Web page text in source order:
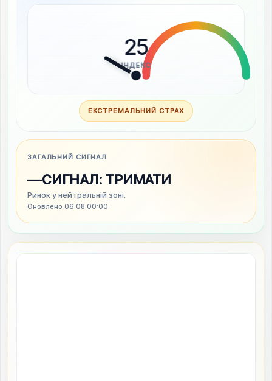
25
ІНДЕКС
ЕКСТРЕМАЛЬНИЙ СТРАХ
ЗАГАЛЬНИЙ СИГНАЛ
—СИГНАЛ: ТРИМАТИ
Ринок у нейтральній зоні.
Оновлено 06.08 00:00